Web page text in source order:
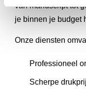
van manuscript tot
je binnen je budget
Onze diensten
Professioneel
Scherpe